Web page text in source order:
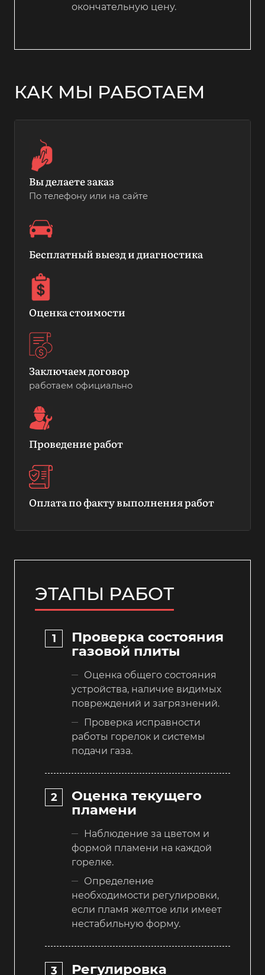
окончательную цену.
КАК МЫ РАБОТАЕМ
Вы делаете заказ
По телефону или на сайте
Бесплатный выезд и диагностика
Оценка стоимости
Заключаем договор
работаем официально
Проведение работ
Оплата по факту выполнения работ
ЭТАПЫ РАБОТ
Проверка состояния
газовой плиты
Оценка общего состояния
устройства, наличие видимых
повреждений и загрязнений.
Проверка исправности
работы горелок и системы
подачи газа.
Оценка текущего
пламени
Наблюдение за цветом и
формой пламени на каждой
горелке.
Определение
необходимости регулировки,
если пламя желтое или имеет
нестабильную форму.
Регулировка